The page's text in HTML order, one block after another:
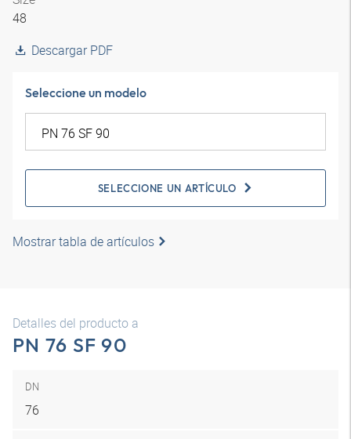
48
Descargar PDF
Seleccione un modelo
SELECCIONE UN ARTÍCULO
Mostrar tabla de artículos
Detalles del producto a
PN 76 SF 90
DN
76